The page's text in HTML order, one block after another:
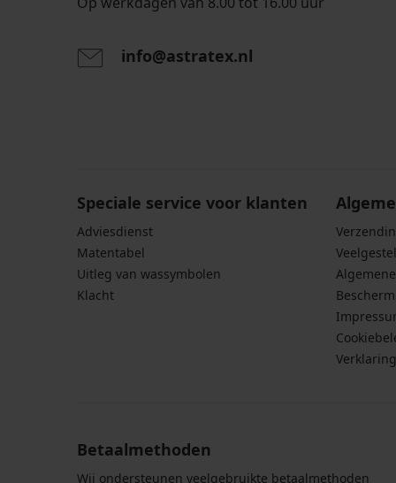
info@astratex.nl
Speciale service voor klanten
Adviesdienst
Matentabel
Uitleg van wassymbolen
Klacht
Betaalmethoden
Wij ondersteunen veelgebruikte betaalmethoden